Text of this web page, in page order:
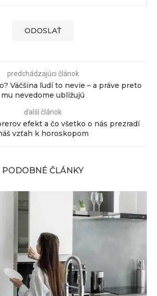
predchádzajúci článok
Väčšina ľudí to nevie – a práve preto
mu nevedome ubližujú
ďalší článok
efekt a čo všetko o nás prezradí
vzťah k horoskopom
PODOBNÉ ČLÁNKY